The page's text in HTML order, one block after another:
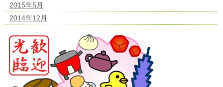
2015年5月
2014年12月